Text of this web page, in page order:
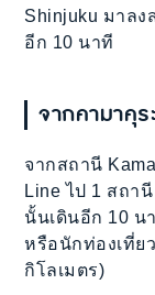
Shinjuku มาลง
อีก 10 นาที
จากคามาคุร
จากสถานี
Line ไป 1 สถา
นั้นเดินอีก 10 น
หรือนักท่องเที่ย
กิโลเมตร)